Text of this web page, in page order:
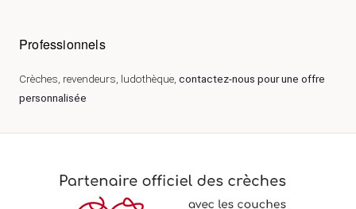
Professionnels
Crèches, revendeurs, ludothèque, contactez-nous pour une offre
personnalisée